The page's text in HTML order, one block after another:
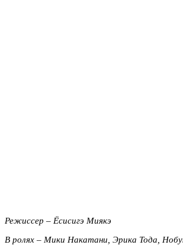
Режиссер – Ёсисигэ Миякэ
В ролях – Мики Накатани, Эрика Тода,